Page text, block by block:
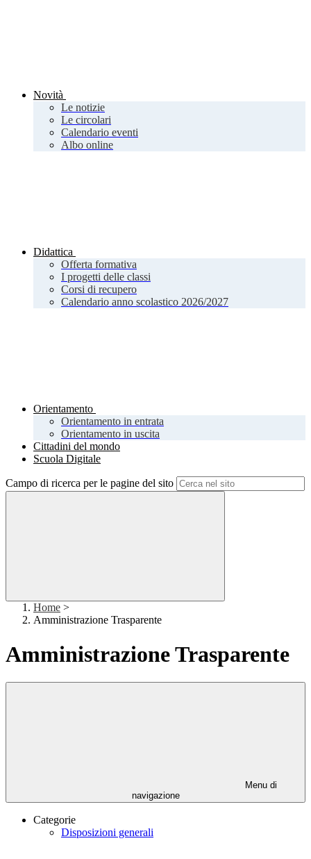
Novità
Le notizie
Le circolari
Calendario eventi
Albo online
Didattica
Offerta formativa
I progetti delle classi
Corsi di recupero
Calendario anno scolastico 2026/2027
Orientamento
Orientamento in entrata
Orientamento in uscita
Cittadini del mondo
Scuola Digitale
Campo di ricerca per le pagine del sito
Home >
Amministrazione Trasparente
Amministrazione Trasparente
Menu di
navigazione
Categorie
Disposizioni generali